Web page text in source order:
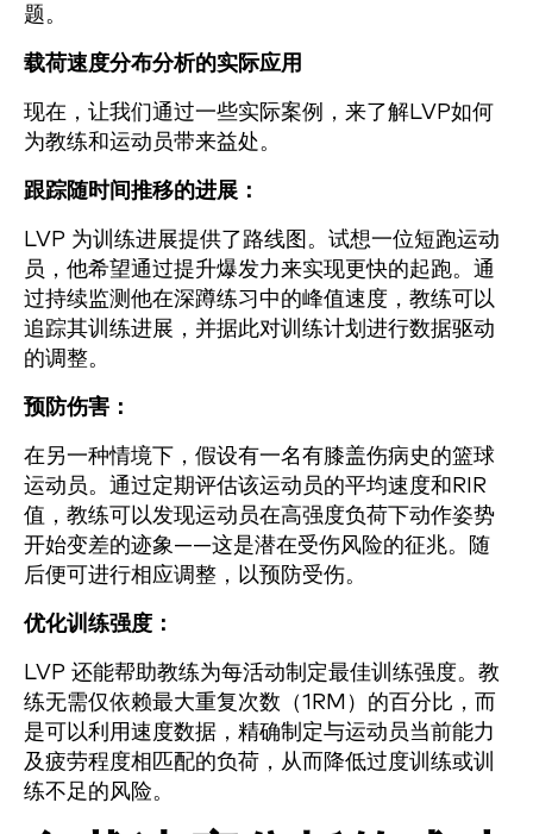
题。
载荷速度分布分析的实际应用
现在，让我们通过一些实际案例，来了解LVP如何
为教练和运动员带来益处。
跟踪随时间推移的进展：
LVP 为训练进展提供了路线图。试想一位短跑运动
员，他希望通过提升爆发力来实现更快的起跑。通
过持续监测他在深蹲练习中的峰值速度，教练可以
追踪其训练进展，并据此对训练计划进行数据驱动
的调整。
预防伤害：
在另一种情境下，假设有一名有膝盖伤病史的篮球
运动员。通过定期评估该运动员的平均速度和RIR
值，教练可以发现运动员在高强度负荷下动作姿势
开始变差的迹象——这是潜在受伤风险的征兆。随
后便可进行相应调整，以预防受伤。
优化训练强度：
LVP 还能帮助教练为每活动制定最佳训练强度。教
练无需仅依赖最大重复次数（1RM）的百分比，而
是可以利用速度数据，精确制定与运动员当前能力
及疲劳程度相匹配的负荷，从而降低过度训练或训
练不足的风险。